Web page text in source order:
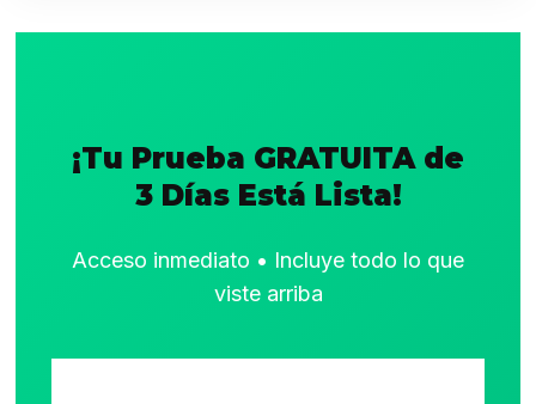
¡Tu Prueba GRATUITA de
3 Días Está Lista!
Acceso inmediato • Incluye todo lo que
viste arriba